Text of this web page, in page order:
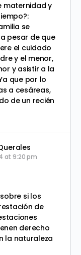
maternidad y
se
pesar de que
el cuidado
y el menor,
y asistir a la
que por lo
a cesáreas,
de un recién
at 9:20 pm
si los
de
derecho
la naturaleza